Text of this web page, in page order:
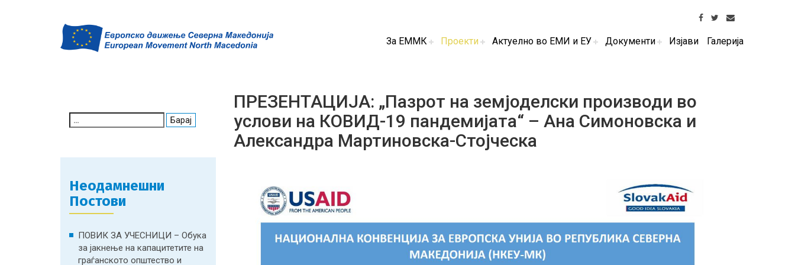
За ЕММК Проекти Актуелно во ЕМИ и ЕУ Документи Изјави Галерија
for:
Неодамнешни
Постови
ПОВИК ЗА УЧЕСНИЦИ – Обука
за јакнење на капацитетите на
граѓанското општество и
ПРЕЗЕНТАЦИЈА: „Пазрот на земјоделски производи во
услови на КОВИД-19 пандемијата“ – Ана Симоновска и
Александра Мартиновска-Стојческа